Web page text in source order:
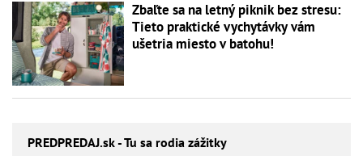
Zbaľte sa na letný piknik bez stresu:
Tieto praktické vychytávky vám
ušetria miesto v batohu!
PREDPREDAJ.sk - Tu sa rodia zážitky